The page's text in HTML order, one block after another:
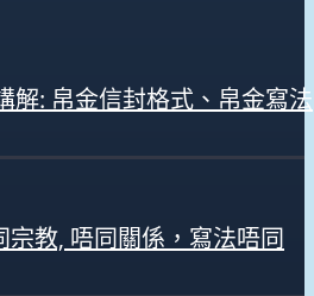
解: 帛金信封格式、帛金寫法
宗教, 唔同關係，寫法唔同